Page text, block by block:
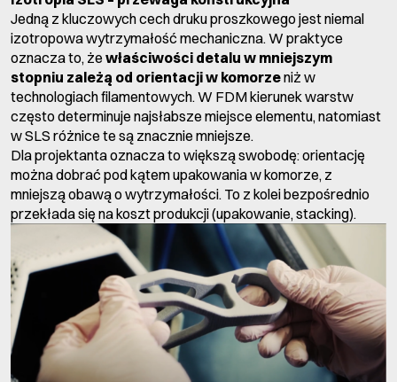
Jedną z kluczowych cech druku proszkowego jest niemal
izotropowa wytrzymałość mechaniczna. W praktyce
oznacza to, że właściwości detalu w mniejszym
stopniu zależą od orientacji w komorzeniż w
technologiach filamentowych. W FDM kierunek warstw
często determinuje najsłabsze miejsce elementu, natomiast
w SLS różnice te są znacznie mniejsze.
Dla projektanta oznacza to większą swobodę: orientację
można dobrać pod kątem upakowania w komorze, z
mniejszą obawą o wytrzymałości. To z kolei bezpośrednio
przekłada się na koszt produkcji (upakowanie, stacking).